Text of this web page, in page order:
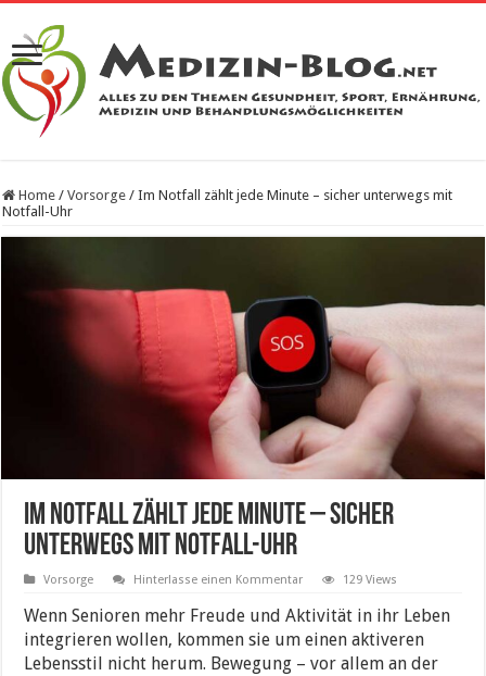
Home / Vorsorge / Im Notfall zählt jede Minute – sicher unterwegs mit
Notfall-Uhr
Im Notfall zählt jede Minute – sicher
unterwegs mit Notfall-Uhr
Vorsorge Hinterlasse einen Kommentar 129 Views
Wenn Senioren mehr Freude und Aktivität in ihr Leben
integrieren wollen, kommen sie um einen aktiveren
Lebensstil nicht herum. Bewegung – vor allem an der